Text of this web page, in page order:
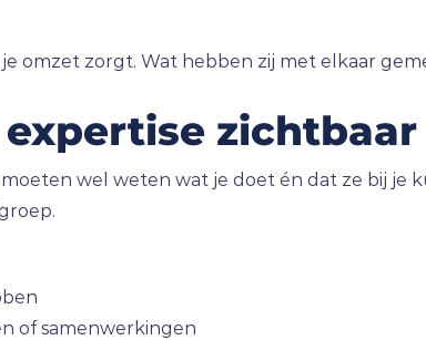
omzet zorgt. Wat hebben zij met elkaar
zichtbaar
wel weten wat je doet én dat ze bij je
of samenwerkingen